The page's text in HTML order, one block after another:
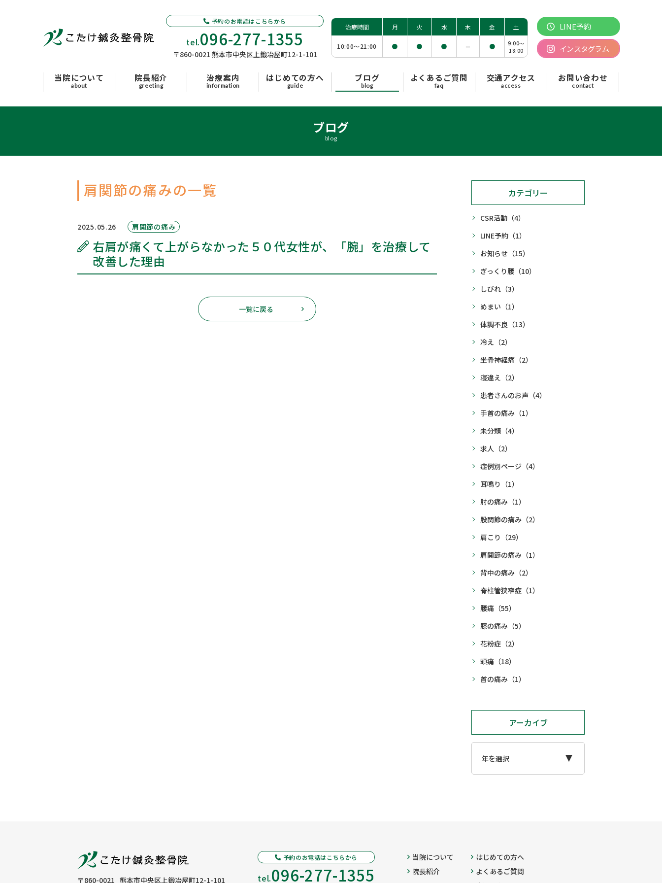
予約のお電話はこちらから
tel.096-277-1355
〒860-0021 熊本市中央区上鍛冶屋町12-1-101
治療時間 月 火 水 木 金 土
10:00〜21:00 ● ● ● ー ●
9:00〜
18:00
LINE予約
インスタグラム
当院について
about
院長紹介
greeting
治療案内
information
はじめての方へ
guide
ブログ
blog
よくあるご質問
faq
交通アクセス
access
お問い合わせ
contact
院長紹介
治療案内
LINE予約
ブログ
blog
肩関節の痛みの一覧
2025.05.26 肩関節の痛み
右肩が痛くて上がらなかった５０代女性が、「腕」を治療して
改善した理由
一覧に戻る
カテゴリー
CSR活動 （4）
LINE予約 （1）
お知らせ （15）
ぎっくり腰 （10）
しびれ （3）
めまい （1）
体調不良 （13）
冷え （2）
坐骨神経痛 （2）
寝違え （2）
患者さんのお声 （4）
手首の痛み （1）
未分類 （4）
求人 （2）
症例別ページ （4）
耳鳴り （1）
肘の痛み （1）
股関節の痛み （2）
肩こり （29）
肩関節の痛み （1）
背中の痛み （2）
脊柱管狭窄症 （1）
腰痛 （55）
膝の痛み （5）
花粉症 （2）
頭痛 （18）
首の痛み （1）
アーカイブ
〒860-0021 熊本市中央区上鍛冶屋町12-1-101
予約のお電話はこちらから
tel.096-277-1355
当院について
院長紹介
はじめての方へ
よくあるご質問